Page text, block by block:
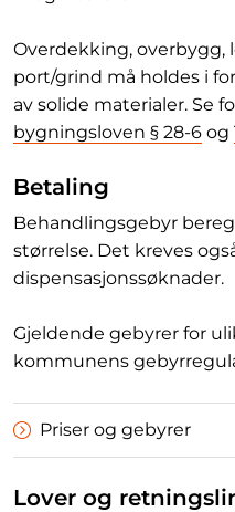
Overdekking, overbygg,
port/grind må holdes i
av solide materialer. Se
bygningsloven § 28-6 og
Betaling
Behandlingsgebyr
størrelse. Det kreves
dispensasjonssøknader.
Gjeldende gebyrer for
kommunens
Priser og gebyrer
Lover og